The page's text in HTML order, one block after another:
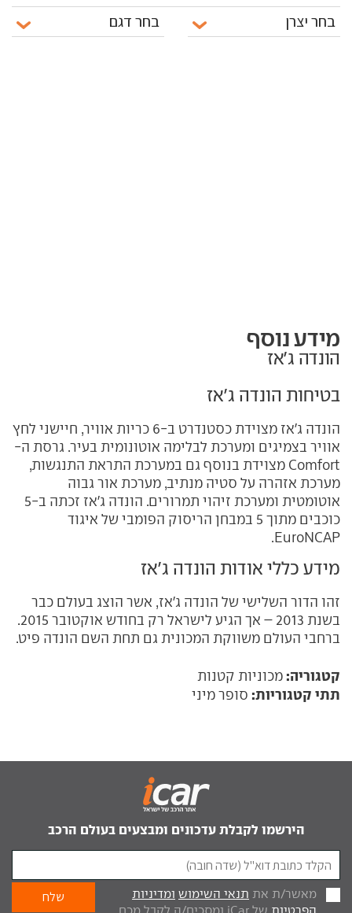
מידע נוסף
הונדה ג'אז
בטיחות הונדה ג'אז
הונדה ג'אז מצוידת כסטנדרט ב-6 כריות אוויר, חיישני לחץ
אוויר בצמיגים ומערכת לבלימה אוטונומית בעיר. גרסת ה-
Comfort מצוידת בנוסף גם במערכת התראת התנגשות,
מערכת אזהרה על סטיה מנתיב, מערכת אור גבוה
אוטומטית ומערכת זיהוי תמרורים. הונדה ג'אז זכתה ב-5
כוכבים מתוך 5 במבחן הריסוק הפומבי של איגוד
EuroNCAP.
מידע כללי אודות הונדה ג'אז
זהו הדור השלישי של הונדה ג'אז, אשר הוצג בעולם כבר
בשנת 2013 – אך הגיע לישראל רק בחודש אוקטובר 2015.
ברחבי העולם משווקת המכונית גם תחת השם הונדה פיט.
קטגוריה: מכוניות קטנות
תתי קטגוריות: סופר מיני
הירשמו לקבלת עדכונים ומבצעים בעולם הרכב
מאשר/ת את תנאי השימוש ומדיניות